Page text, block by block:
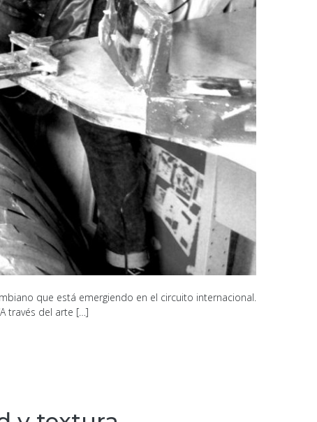
que está emergiendo en el circuito internacional.
través del arte […]